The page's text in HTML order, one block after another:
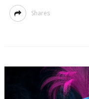
Shares